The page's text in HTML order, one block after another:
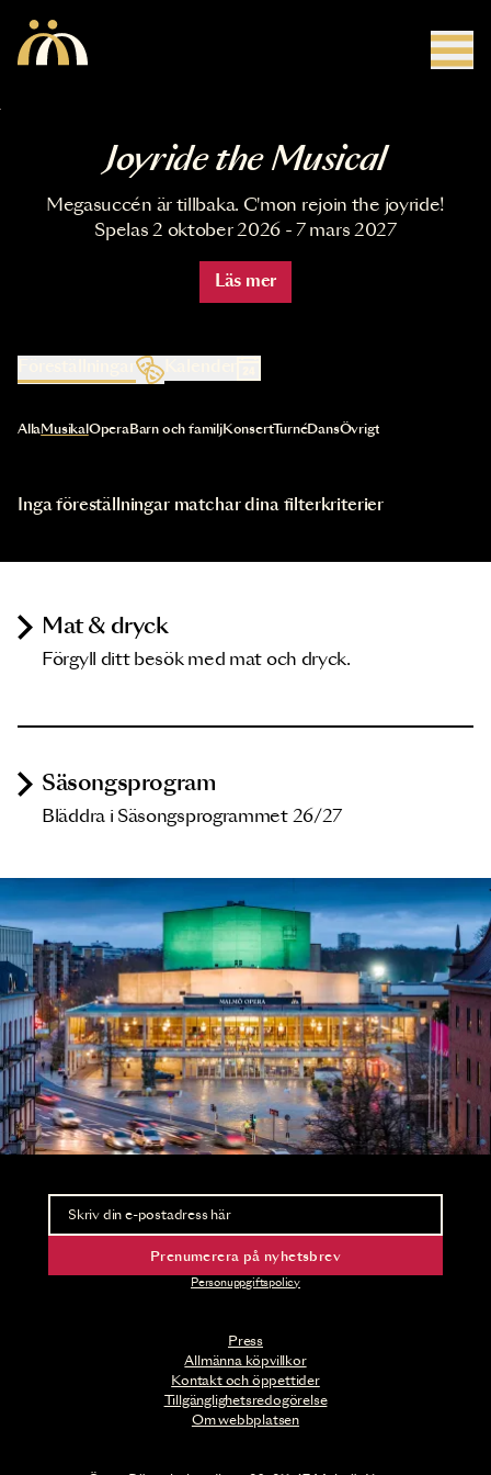
Joyride the Musical
Megasuccén är tillbaka. C'mon rejoin the joyride!
Spelas 2 oktober 2026 - 7 mars 2027
Läs mer
Kalender
Val av kategori uppdaterar innehållet automatiskt
AllaMusikal OperaBarn och familjKonsertTurnéDansÖvrigt
Inga föreställningar matchar dina filterkriterier
Mat & dryck
Förgyll ditt besök med mat och dryck.
Säsongsprogram
Bläddra i Säsongsprogrammet 26/27
Press
Allmänna köpvillkor
Kontakt och öppettider
Tillgänglighetsredogörelse
Om webbplatsen
Nyhetsbrev
Ta del av förhandsinformation och biljettsläpp.
Prenumerera på nyhetsbrev
Personuppgiftspolicy